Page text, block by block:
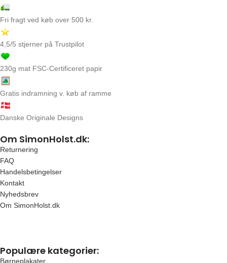
Fri fragt ved køb over 500 kr.
4,5/5 stjerner på Trustpilot
230g mat FSC-Certificeret papir
Gratis indramning v. køb af ramme
Danske Originale Designs
Om SimonHolst.dk:
Returnering
FAQ
Handelsbetingelser
Kontakt
Nyhedsbrev
Om SimonHolst.dk
Populære kategorier:
Børneplakater